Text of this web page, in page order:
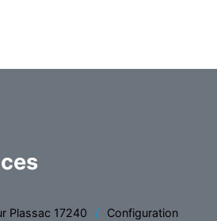
Plassac 17240
Configuration